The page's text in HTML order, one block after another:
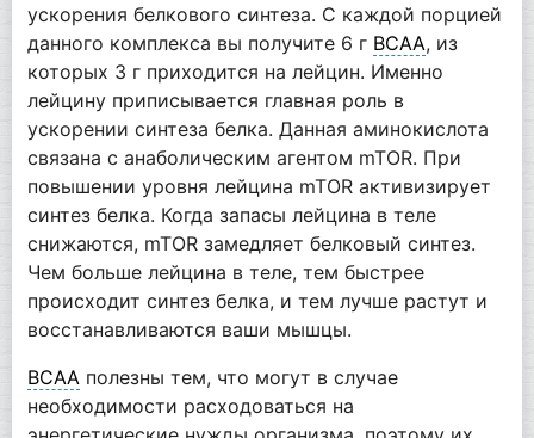
ускорения белкового синтеза. С каждой порцией
данного комплекса вы получите 6 г BCAA, из
которых 3 г приходится на лейцин. Именно
лейцину приписывается главная роль в
ускорении синтеза белка. Данная аминокислота
связана с анаболическим агентом mTOR. При
повышении уровня лейцина mTOR активизирует
синтез белка. Когда запасы лейцина в теле
снижаются, mTOR замедляет белковый синтез.
Чем больше лейцина в теле, тем быстрее
происходит синтез белка, и тем лучше растут и
восстанавливаются ваши мышцы.
BCAAполезны тем, что могут в случае
необходимости расходоваться на